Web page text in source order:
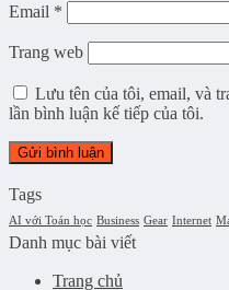
Email *
Trang web
Lưu tên của tôi, email, và
lần bình luận kế tiếp của tôi.
Tags
AI với Toán học Business Gear Internet
Danh mục bài viết
Trang chủ